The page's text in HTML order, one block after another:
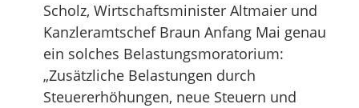
Scholz, Wirtschaftsminister Altmaier und
Kanzleramtschef Braun Anfang Mai genau
ein solches Belastungsmoratorium:
„Zusätzliche Belastungen durch
Steuererhöhungen, neue Steuern und